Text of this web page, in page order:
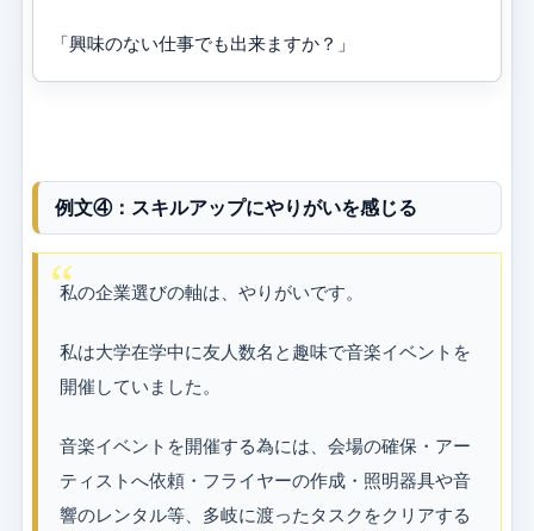
「興味のない仕事でも出来ますか？」
例文④：スキルアップにやりがいを感じる
私の企業選びの軸は、やりがいです。
私は大学在学中に友人数名と趣味で音楽イベントを
開催していました。
音楽イベントを開催する為には、会場の確保・アー
ティストへ依頼・フライヤーの作成・照明器具や音
響のレンタル等、多岐に渡ったタスクをクリアする